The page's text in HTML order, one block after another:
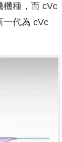
機種，而 cVc
一代為 cVc